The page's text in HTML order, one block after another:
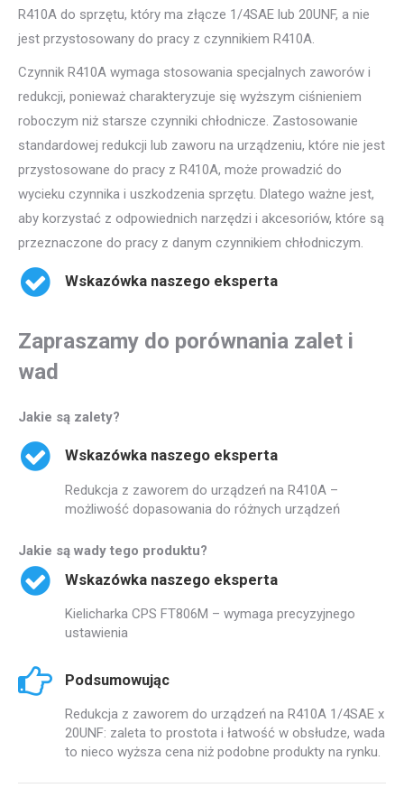
R410A do sprzętu, który ma złącze 1/4SAE lub 20UNF, a nie
jest przystosowany do pracy z czynnikiem R410A.
Czynnik R410A wymaga stosowania specjalnych zaworów i
redukcji, ponieważ charakteryzuje się wyższym ciśnieniem
roboczym niż starsze czynniki chłodnicze. Zastosowanie
standardowej redukcji lub zaworu na urządzeniu, które nie jest
przystosowane do pracy z R410A, może prowadzić do
wycieku czynnika i uszkodzenia sprzętu. Dlatego ważne jest,
aby korzystać z odpowiednich narzędzi i akcesoriów, które są
przeznaczone do pracy z danym czynnikiem chłodniczym.
Wskazówka naszego eksperta
Zapraszamy do porównania zalet i
wad
Jakie są zalety?
Wskazówka naszego eksperta
Redukcja z zaworem do urządzeń na R410A –
możliwość dopasowania do różnych urządzeń
Jakie są wady tego produktu?
Wskazówka naszego eksperta
Kielicharka CPS FT806M – wymaga precyzyjnego
ustawienia
Podsumowując
Redukcja z zaworem do urządzeń na R410A 1/4SAE x
20UNF: zaleta to prostota i łatwość w obsłudze, wada
to nieco wyższa cena niż podobne produkty na rynku.